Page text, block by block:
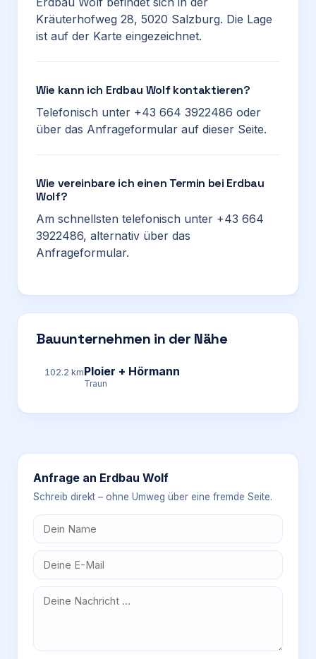
Kräuterhofweg 28, 5020 Salzburg. Die Lage
ist auf der Karte eingezeichnet.
Wie kann ich Erdbau Wolf kontaktieren?
Telefonisch unter +43 664 3922486 oder
über das Anfrageformular auf dieser Seite.
Wie vereinbare ich einen Termin bei Erdbau
Wolf?
Am schnellsten telefonisch unter +43 664
3922486, alternativ über das
Anfrageformular.
Bauunternehmen in der Nähe
102.2 kmPloier + Hörmann
Traun
Anfrage an Erdbau Wolf
Schreib direkt – ohne Umweg über eine fremde Seite.